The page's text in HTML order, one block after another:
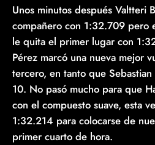
Unos minutos después Valtteri
compañero con 1:32.709 pero
le quita el primer lugar con
Pérez marcó una nueva mejor
tercero, en tanto que
10. No pasó mucho para que
con el compuesto suave, esta
1:32.214 para colocarse de
primer cuarto de hora.